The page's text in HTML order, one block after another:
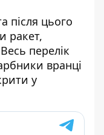
після цього
ракет,
перелік
вранці
у